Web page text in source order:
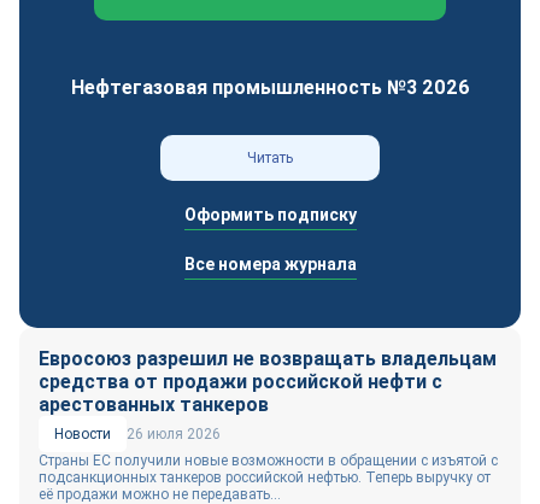
Нефтегазовая промышленность №3 2026
Читать
Оформить подписку
Все номера журнала
Евросоюз разрешил не возвращать владельцам
средства от продажи российской нефти с
арестованных танкеров
Новости
26 июля 2026
Страны ЕС получили новые возможности в обращении с изъятой с
подсанкционных танкеров российской нефтью. Теперь выручку от
её продажи можно не передавать...